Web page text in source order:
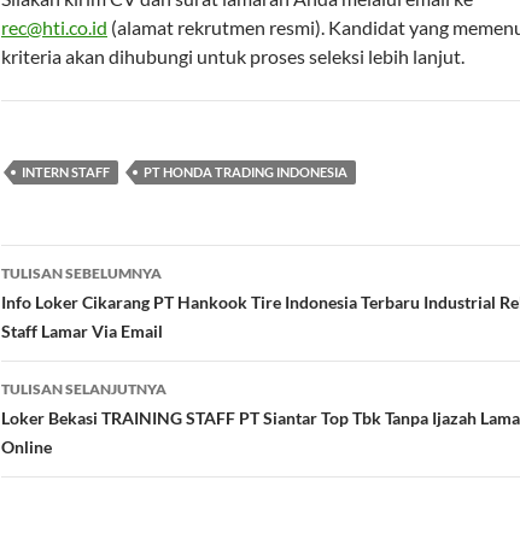
rec@hti.co.id (alamat rekrutmen resmi). Kandidat yang
kriteria akan dihubungi untuk proses seleksi lebih lanjut.
INTERN STAFF PT HONDA TRADING INDONESIA
Navigasi
Tulisan
TULISAN SEBELUMNYA
Info Loker Cikarang PT Hankook Tire Indonesia Terbaru Industrial
Staff Lamar Via Email
TULISAN SELANJUTNYA
Loker Bekasi TRAINING STAFF PT Siantar Top Tbk Tanpa Ijazah
Online